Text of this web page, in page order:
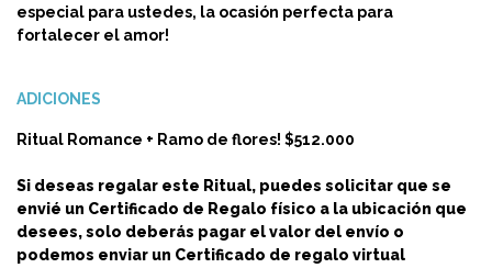
especial para ustedes, la ocasión perfecta para
fortalecer el amor!
ADICIONES
Ritual Romance + Ramo de flores! $512.000
Si deseas regalar este Ritual, puedes solicitar que se
envié un Certificado de Regalo físico a la ubicación que
desees, solo deberás pagar el valor del envío o
podemos enviar un Certificado de regalo virtual